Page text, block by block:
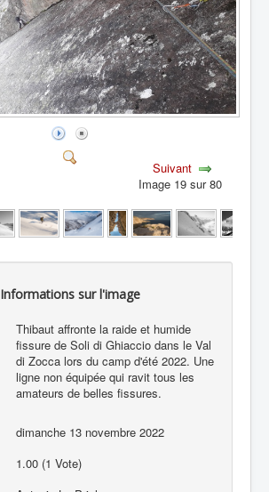
Suivant
Image 19 sur 80
Informations sur l'image
Thibaut affronte la raide et humide
fissure de Soli di Ghiaccio dans le Val
di Zocca lors du camp d'été 2022. Une
ligne non équipée qui ravit tous les
amateurs de belles fissures.
dimanche 13 novembre 2022
1.00 (1 Vote)